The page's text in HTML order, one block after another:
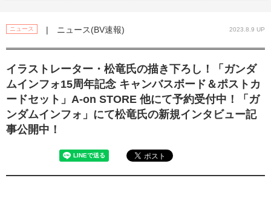
ニュース | ニュース(BV速報) 2023.8.9 UP
イラストレーター・松⻯⽒の描き下ろし！「ガンダ
ムインフォ15周年記念 キャンバスボード＆ポストカ
ードセット」A-on STORE 他にて予約受付中！「ガ
ンダムインフォ」にて松⻯⽒の新規インタビュー記
事公開中！